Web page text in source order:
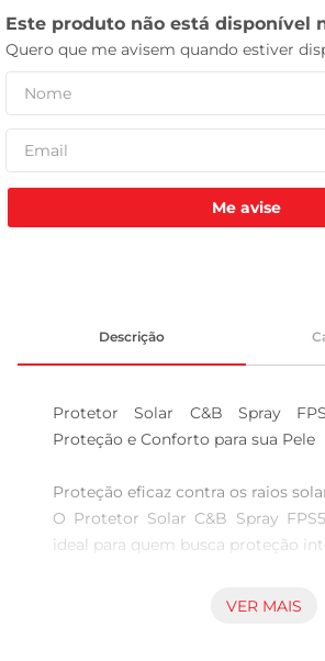
Me avise
Descrição
Protetor Solar C&B Spray
Proteção e Conforto para sua Pele
Proteção eficaz contra os raios
O Protetor Solar C&B Spray
ideal para quem busca proteção
fator de proteção solar de 50,
VER MAIS
celular